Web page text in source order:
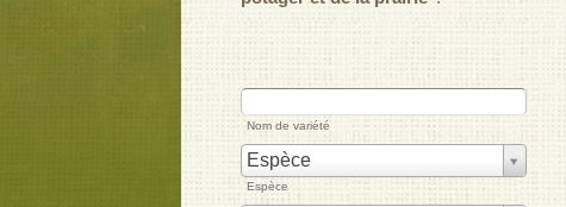
Nom de variété
Espèce
Espèce